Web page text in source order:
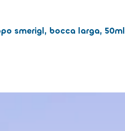
smerigl, bocca larga, 50ml